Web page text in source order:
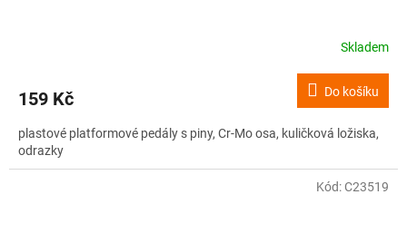
Skladem
159 Kč Do košíku
plastové platformové pedály s piny, Cr-Mo osa, kuličková ložiska,
odrazky
Kód:C23519